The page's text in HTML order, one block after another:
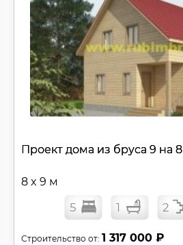
Проект дома из бруса 9 на 8
8 x 9 м
5 1 2
Строительство от: 1 317 000 ₽